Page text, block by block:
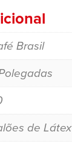
Brasil
de Látex